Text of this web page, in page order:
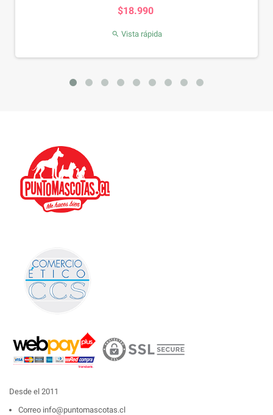
$18.990
 Vista rápida
Desde el 2011
Correo info@puntomascotas.cl